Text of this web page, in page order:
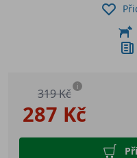
287 Kč
319 Kč i